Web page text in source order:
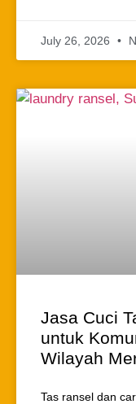
July 26, 2026
Jasa Cuci
untuk
Wilayah
Tas ransel dan